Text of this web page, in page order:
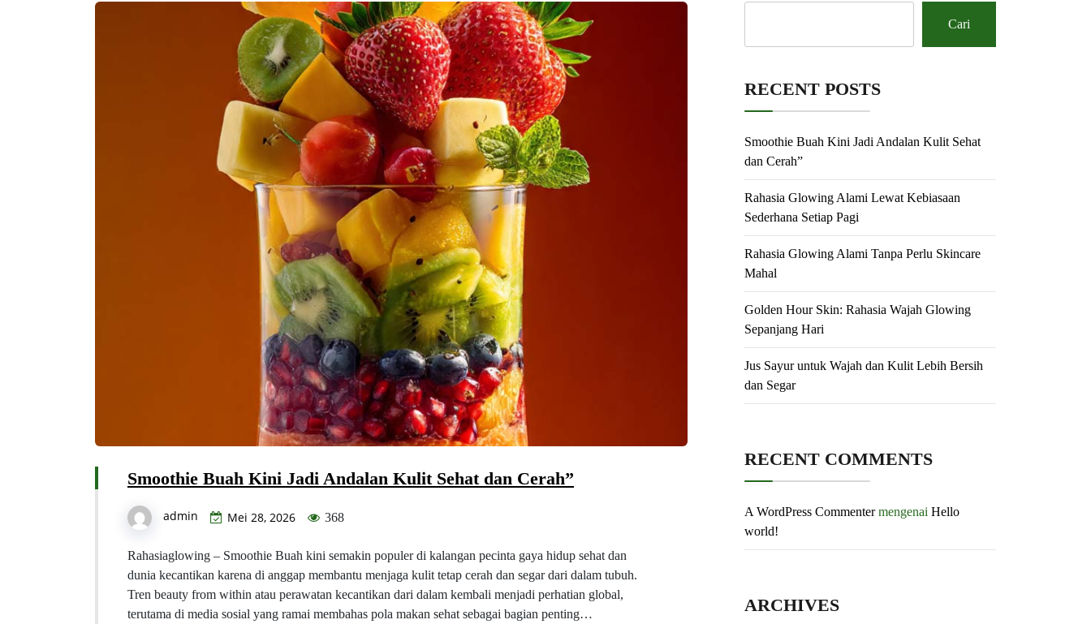
Smoothie Buah Kini Jadi Andalan Kulit Sehat dan Cerah”
admin Mei 28, 2026 368
Rahasiaglowing – Smoothie Buah kini semakin populer di kalangan pecinta gaya hidup sehat dan
dunia kecantikan karena di anggap membantu menjaga kulit tetap cerah dan segar dari dalam tubuh.
Tren beauty from within atau perawatan kecantikan dari dalam kembali menjadi perhatian global,
terutama di media sosial yang ramai membahas pola makan sehat sebagai bagian penting…
Cari
RECENT POSTS
Smoothie Buah Kini Jadi Andalan Kulit Sehat
dan Cerah”
Rahasia Glowing Alami Lewat Kebiasaan
Sederhana Setiap Pagi
Rahasia Glowing Alami Tanpa Perlu Skincare
Mahal
Golden Hour Skin: Rahasia Wajah Glowing
Sepanjang Hari
Jus Sayur untuk Wajah dan Kulit Lebih Bersih
dan Segar
RECENT COMMENTS
A WordPress Commentermengenai Hello
world!
ARCHIVES